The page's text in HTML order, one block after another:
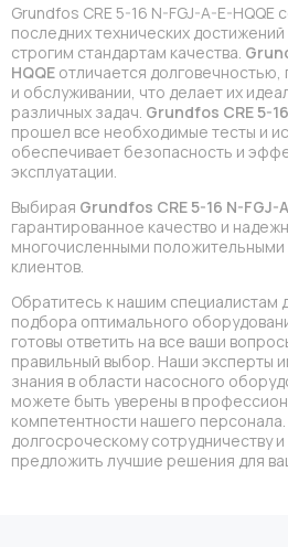
Grundfos CRE 5-16 N-FGJ-A-E-HQQE
последних технических
строгим стандартам качества.
HQQE отличается долговечностью,
и обслуживании, что делает их
различных задач. Grundfos CRE 5-
прошел все необходимые тесты и
обеспечивает безопасность и
эксплуатации.
Выбирая Grundfos CRE 5-16 N-FGJ-
гарантированное качество и
многочисленными
клиентов.
Обратитесь к нашим специалистам
подбора оптимального
готовы ответить на все ваши
правильный выбор. Наши эксперты
знания в области насосного
можете быть уверены в
компетентности нашего
долгосроческому сотрудничеству и
предложить лучшие решения для